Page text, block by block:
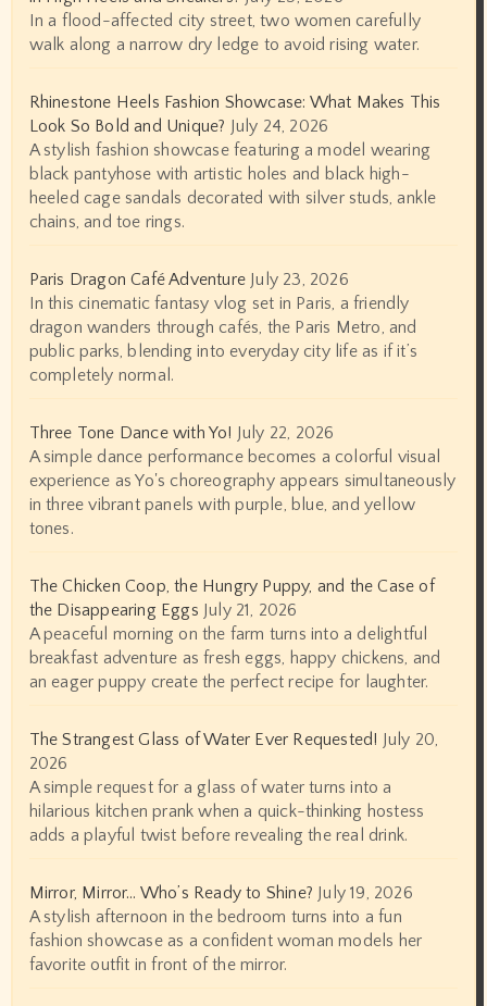
In a flood-affected city street, two women carefully
walk along a narrow dry ledge to avoid rising water.
Rhinestone Heels Fashion Showcase: What Makes This
Look So Bold and Unique? July 24, 2026
A stylish fashion showcase featuring a model wearing
black pantyhose with artistic holes and black high-
heeled cage sandals decorated with silver studs, ankle
chains, and toe rings.
Paris Dragon Café Adventure July 23, 2026
In this cinematic fantasy vlog set in Paris, a friendly
dragon wanders through cafés, the Paris Metro, and
public parks, blending into everyday city life as if it’s
completely normal.
Three Tone Dance with Yo! July 22, 2026
A simple dance performance becomes a colorful visual
experience as Yo's choreography appears simultaneously
in three vibrant panels with purple, blue, and yellow
tones.
The Chicken Coop, the Hungry Puppy, and the Case of
the Disappearing Eggs July 21, 2026
A peaceful morning on the farm turns into a delightful
breakfast adventure as fresh eggs, happy chickens, and
an eager puppy create the perfect recipe for laughter.
The Strangest Glass of Water Ever Requested! July 20,
2026
A simple request for a glass of water turns into a
hilarious kitchen prank when a quick-thinking hostess
adds a playful twist before revealing the real drink.
Mirror, Mirror… Who’s Ready to Shine? July 19, 2026
A stylish afternoon in the bedroom turns into a fun
fashion showcase as a confident woman models her
favorite outfit in front of the mirror.